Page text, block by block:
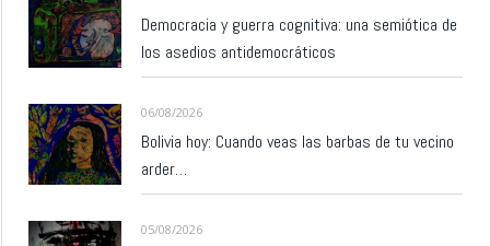
Democracia y guerra cognitiva: una semiótica de
los asedios antidemocráticos
06/08/2026
Bolivia hoy: Cuando veas las barbas de tu vecino
arder…
05/08/2026